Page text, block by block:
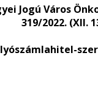
Jogú Város
319/2022. (XII.